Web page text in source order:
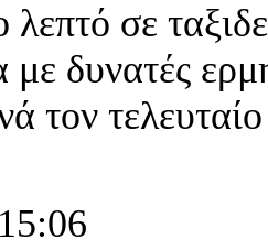
λεπτό σε
δυνατές
τον